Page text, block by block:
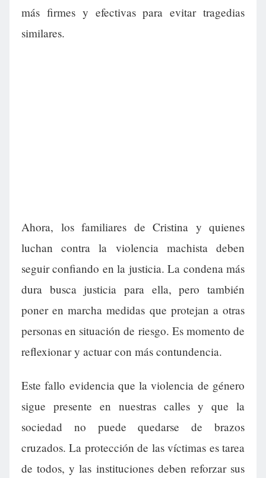
más firmes y efectivas para evitar tragedias
similares.
Ahora, los familiares de Cristina y quienes
luchan contra la violencia machista deben
seguir confiando en la justicia. La condena más
dura busca justicia para ella, pero también
poner en marcha medidas que protejan a otras
personas en situación de riesgo. Es momento de
reflexionar y actuar con más contundencia.
Este fallo evidencia que la violencia de género
sigue presente en nuestras calles y que la
sociedad no puede quedarse de brazos
cruzados. La protección de las víctimas es tarea
de todos, y las instituciones deben reforzar sus